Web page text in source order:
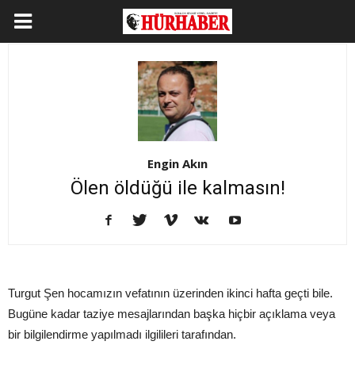
Engin Akın
Ölen öldüğü ile kalmasın!
Turgut Şen hocamızın vefatının üzerinden ikinci hafta geçti bile.
Bugüne kadar taziye mesajlarından başka hiçbir açıklama veya
bir bilgilendirme yapılmadı ilgilileri tarafından.